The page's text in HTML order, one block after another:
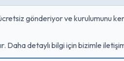
gönderiyor ve kurulumunu
Daha detaylı bilgi için bizimle